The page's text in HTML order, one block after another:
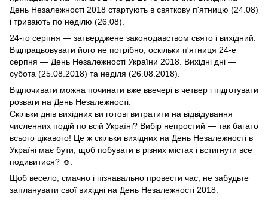
День Незалежності 2018 стартують в святкову п'ятницю (24.08)
і тривають по неділю (26.08).
24-го серпня — затверджене законодавством свято і вихідний.
Відпрацьовувати його не потрібно, оскільки п'ятниця 24-е
серпня — День Незалежності України 2018. Вихідні дні —
субота (25.08.2018) та неділя (26.08.2018).
Відпочивати можна починати вже ввечері в четвер і підготувати
розваги на День Незалежності.
Скільки днів вихідних ви готові витратити на відвідування
численних подій по всій Україні? Вибір непростий — так багато
всього цікавого! Це ж скільки вихідних на День Незалежності в
Україні має бути, щоб побувати в різних містах і встигнути все
подивитися? ☺.
Щоб весело, смачно і пізнавально провести час, не забудьте
запланувати свої вихідні на День Незалежності 2018.